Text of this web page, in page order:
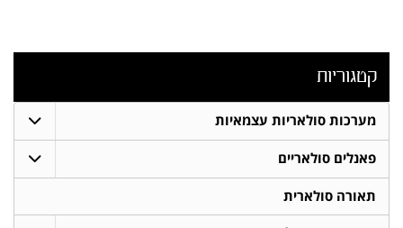
קטגוריות
מערכות סולאריות עצמאיות
פאנלים סולאריים
תאורה סולארית